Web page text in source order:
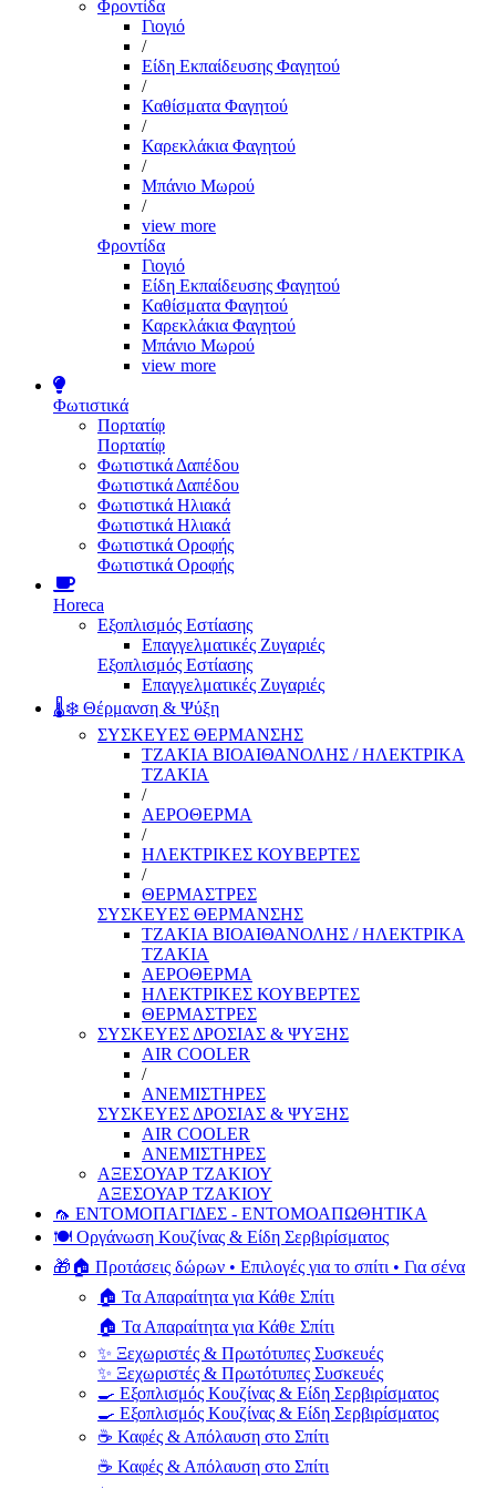
Φροντίδα
Γιογιό
/
Είδη Εκπαίδευσης Φαγητού
/
Καθίσματα Φαγητού
/
Καρεκλάκια Φαγητού
/
Μπάνιο Μωρού
/
view more
Φροντίδα
Γιογιό
Είδη Εκπαίδευσης Φαγητού
Καθίσματα Φαγητού
Καρεκλάκια Φαγητού
Μπάνιο Μωρού
view more
Φωτιστικά
Πορτατίφ
Πορτατίφ
Φωτιστικά Δαπέδου
Φωτιστικά Δαπέδου
Φωτιστικά Ηλιακά
Φωτιστικά Ηλιακά
Φωτιστικά Οροφής
Φωτιστικά Οροφής
Horeca
Εξοπλισμός Εστίασης
Επαγγελματικές Ζυγαριές
Εξοπλισμός Εστίασης
Επαγγελματικές Ζυγαριές
🌡️❄️ Θέρμανση & Ψύξη
ΣΥΣΚΕΥΕΣ ΘΕΡΜΑΝΣΗΣ
ΤΖΑΚΙΑ ΒΙΟΑΙΘΑΝΟΛΗΣ / ΗΛΕΚΤΡΙΚΑ
ΤΖΑΚΙΑ
/
ΑΕΡΟΘΕΡΜΑ
/
ΗΛΕΚΤΡΙΚΕΣ ΚΟΥΒΕΡΤΕΣ
/
ΘΕΡΜΑΣΤΡΕΣ
ΣΥΣΚΕΥΕΣ ΘΕΡΜΑΝΣΗΣ
ΤΖΑΚΙΑ ΒΙΟΑΙΘΑΝΟΛΗΣ / ΗΛΕΚΤΡΙΚΑ
ΤΖΑΚΙΑ
ΑΕΡΟΘΕΡΜΑ
ΗΛΕΚΤΡΙΚΕΣ ΚΟΥΒΕΡΤΕΣ
ΘΕΡΜΑΣΤΡΕΣ
ΣΥΣΚΕΥΕΣ ΔΡΟΣΙΑΣ & ΨΥΞΗΣ
AIR COOLER
/
ΑΝΕΜΙΣΤΗΡΕΣ
ΣΥΣΚΕΥΕΣ ΔΡΟΣΙΑΣ & ΨΥΞΗΣ
AIR COOLER
ΑΝΕΜΙΣΤΗΡΕΣ
ΑΞΕΣΟΥΑΡ ΤΖΑΚΙΟΥ
ΑΞΕΣΟΥΑΡ ΤΖΑΚΙΟΥ
🦟 ΕΝΤΟΜΟΠΑΓΙΔΕΣ - ΕΝΤΟΜΟΑΠΩΘΗΤΙΚΑ
🍽️ Οργάνωση Κουζίνας & Είδη Σερβιρίσματος
🎁🏠 Προτάσεις δώρων • Επιλογές για το σπίτι • Για σένα
🏠 Τα Απαραίτητα για Κάθε Σπίτι
🏠 Τα Απαραίτητα για Κάθε Σπίτι
✨ Ξεχωριστές & Πρωτότυπες Συσκευές
✨ Ξεχωριστές & Πρωτότυπες Συσκευές
🍳 Εξοπλισμός Κουζίνας & Είδη Σερβιρίσματος
🍳 Εξοπλισμός Κουζίνας & Είδη Σερβιρίσματος
☕ Καφές & Απόλαυση στο Σπίτι
☕ Καφές & Απόλαυση στο Σπίτι